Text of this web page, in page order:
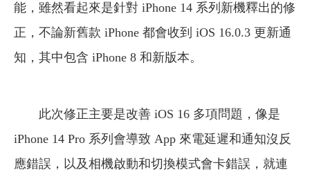
能，雖然看起來是針對 iPhone 14 系列新機釋出的修
正，不論新舊款 iPhone 都會收到 iOS 16.0.3 更新通
知，其中包含 iPhone 8 和新版本。
此次修正主要是改善 iOS 16 多項問題，像是
iPhone 14 Pro 系列會導致 App 來電延遲和通知沒反
應錯誤，以及相機啟動和切換模式會卡錯誤，就連